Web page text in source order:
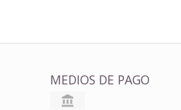
MEDIOS DE PAGO